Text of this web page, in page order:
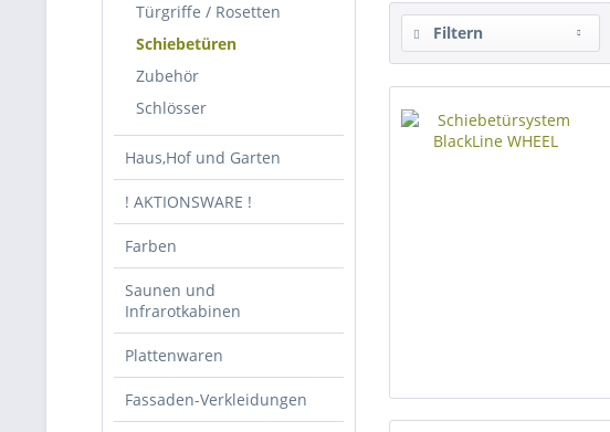
Türgriffe / Rosetten
Schiebetüren
Zubehör
Schlösser
Haus,Hof und Garten
! AKTIONSWARE !
Farben
Saunen und
Infrarotkabinen
Plattenwaren
Fassaden-Verkleidungen
Filtern